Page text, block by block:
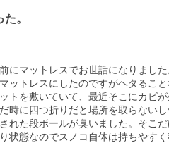
。
にマットレスでお世話になりまし
ットレスにしたのですがヘタるこ
トを敷いていて、最近そこにカビ
時に四つ折りだと場所を取らない
れた段ボールが臭いました。そこ
状態なのでスノコ自体は持ちやす